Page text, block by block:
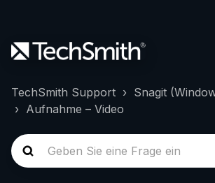
TechSmith Support
Snagit
Aufnahme – Video